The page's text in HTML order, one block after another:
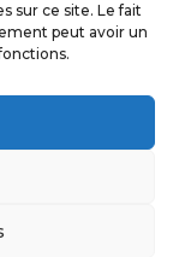
sur ce site. Le fait
peut avoir un